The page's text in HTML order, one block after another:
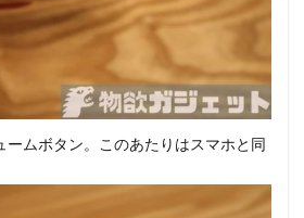
ームボタン。このあたりはスマホと同